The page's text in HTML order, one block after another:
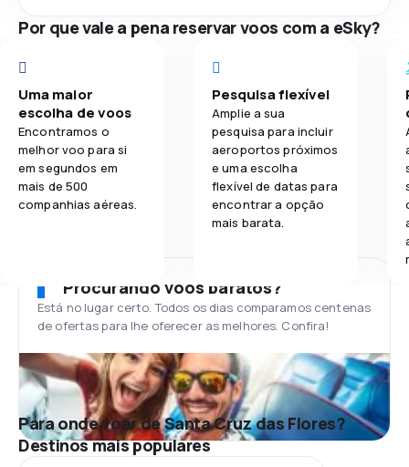
Por que vale a pena reservar voos com a eSky?
Uma maior
escolha de voos
Encontramos o
melhor voo para si
em segundos em
mais de 500
companhias aéreas.
Pesquisa flexível
Amplie a sua
pesquisa para incluir
aeroportos próximos
e uma escolha
flexível de datas para
encontrar a opção
mais barata.
Procurando voos baratos?
Está no lugar certo. Todos os dias comparamos centenas
de ofertas para lhe oferecer as melhores. Confira!
Para onde voar de Santa Cruz das Flores?
Destinos mais populares